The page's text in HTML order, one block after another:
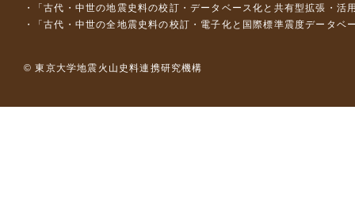
「古代・中世の地震史料の校訂・データベース化と共有型拡張・
「古代・中世の全地震史料の校訂・電子化と国際標準震度データ
© 東京大学地震火山史料連携研究機構